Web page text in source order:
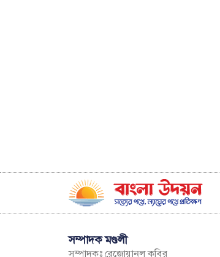
সম্পাদক মণ্ডলী
সম্পাদকঃ রেজোয়ানুল কবির